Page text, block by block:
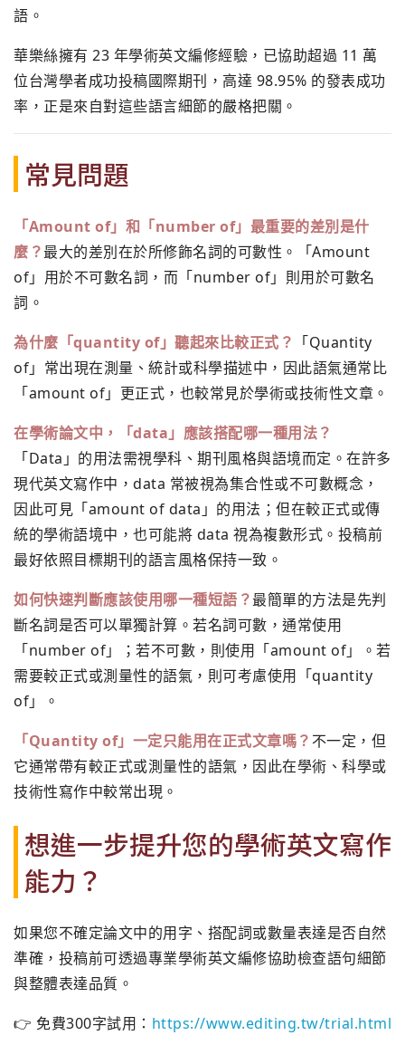
語。
華樂絲擁有 23 年學術英文編修經驗，已協助超過 11 萬
位台灣學者成功投稿國際期刊，高達 98.95% 的發表成功
率，正是來自對這些語言細節的嚴格把關。
常見問題
「Amount of」和「number of」最重要的差別是什
麼？最大的差別在於所修飾名詞的可數性。「Amount
of」用於不可數名詞，而「number of」則用於可數名
詞。
為什麼「quantity of」聽起來比較正式？ 「Quantity
of」常出現在測量、統計或科學描述中，因此語氣通常比
「amount of」更正式，也較常見於學術或技術性文章。
在學術論文中，「data」應該搭配哪一種用法？
「Data」的用法需視學科、期刊風格與語境而定。在許多
現代英文寫作中，data 常被視為集合性或不可數概念，
因此可見「amount of data」的用法；但在較正式或傳
統的學術語境中，也可能將 data 視為複數形式。投稿前
最好依照目標期刊的語言風格保持一致。
如何快速判斷應該使用哪一種短語？最簡單的方法是先判
斷名詞是否可以單獨計算。若名詞可數，通常使用
「number of」；若不可數，則使用「amount of」。若
需要較正式或測量性的語氣，則可考慮使用「quantity
of」。
「Quantity of」一定只能用在正式文章嗎？ 不一定，但
它通常帶有較正式或測量性的語氣，因此在學術、科學或
技術性寫作中較常出現。
想進一步提升您的學術英文寫作
能力？
如果您不確定論文中的用字、搭配詞或數量表達是否自然
準確，投稿前可透過專業學術英文編修協助檢查語句細節
與整體表達品質。
👉 免費300字試用： https://www.editing.tw/trial.html